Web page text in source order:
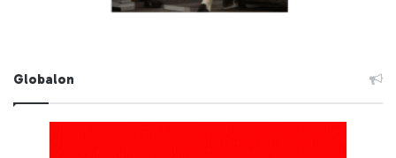
Globalon